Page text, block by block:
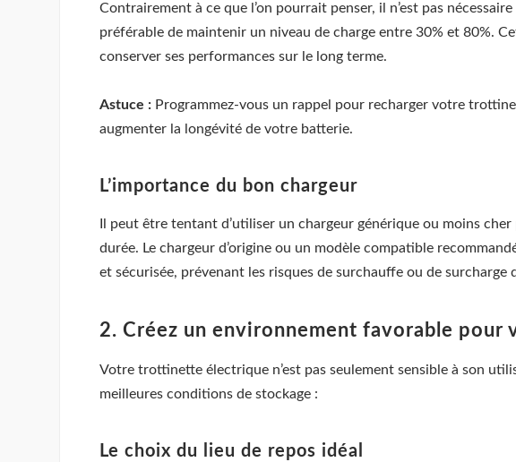
Contrairement à ce que l’on pourrait penser, il n’est pas
préférable de maintenir un niveau de charge entre 30% et 80%.
conserver ses performances sur le long terme.
Astuce : Programmez-vous un rappel pour recharger votre
augmenter la longévité de votre batterie.
L’importance du bon chargeur
Il peut être tentant d’utiliser un chargeur générique ou moins
durée. Le chargeur d’origine ou un modèle compatible
et sécurisée, prévenant les risques de surchauffe ou de
2. Créez un environnement favorable
Votre trottinette électrique n’est pas seulement sensible à son
meilleures conditions de stockage :
Le choix du lieu de repos idéal